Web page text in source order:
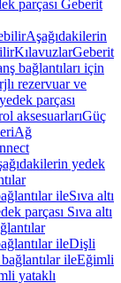
parçası Geberit
Aşağıdakilerin
KılavuzlarGeberit
bağlantıları için
rezervuar ve
parçası
aksesuarlarıGüç
Ağ
yedek
ileSıva altı
parçası Sıva altı
ileDişli
ileEğimli
yataklı